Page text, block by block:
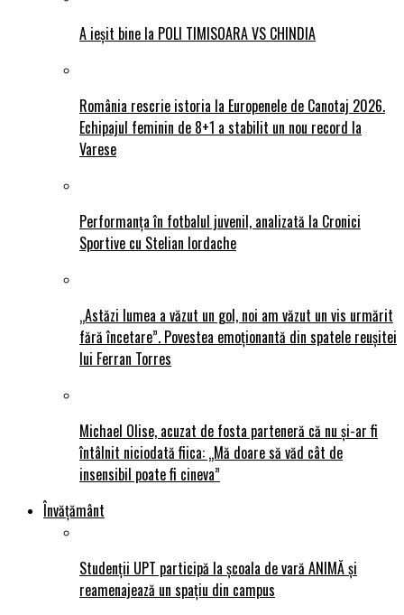
A ieșit bine la POLI TIMISOARA VS CHINDIA
România rescrie istoria la Europenele de Canotaj 2026.
Echipajul feminin de 8+1 a stabilit un nou record la
Varese
Performanța în fotbalul juvenil, analizată la Cronici
Sportive cu Stelian Iordache
„Astăzi lumea a văzut un gol, noi am văzut un vis urmărit
fără încetare”. Povestea emoționantă din spatele reușitei
lui Ferran Torres
Michael Olise, acuzat de fosta parteneră că nu și-ar fi
întâlnit niciodată fiica: „Mă doare să văd cât de
insensibil poate fi cineva”
Învățământ
Studenții UPT participă la școala de vară ANIMĂ și
reamenajează un spațiu din campus